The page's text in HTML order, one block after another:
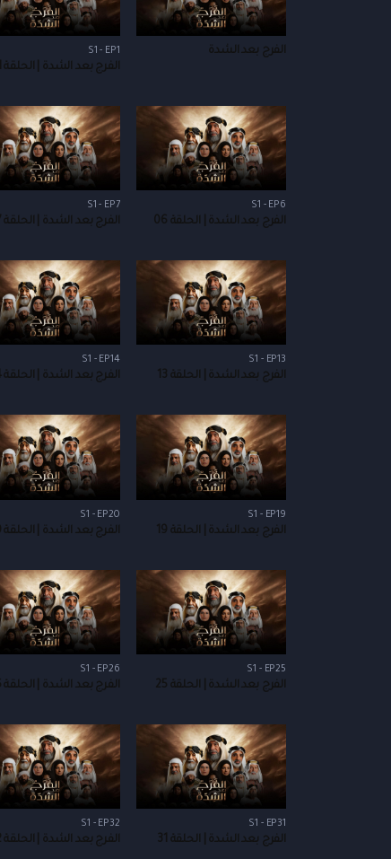
الفرج بعد الشدة S1 - EP1
الفرج بعد الشدة | الحلقة 01
S1 - EP6
الفرج بعد الشدة | الحلقة 06
S1 - EP7
الفرج بعد الشدة | الحلقة 07
S1 - EP13
الفرج بعد الشدة | الحلقة 13
S1 - EP14
الفرج بعد الشدة | الحلقة 14
S1 - EP19
الفرج بعد الشدة | الحلقة 19
S1 - EP20
الفرج بعد الشدة | الحلقة 20
S1 - EP25
الفرج بعد الشدة | الحلقة 25
S1 - EP26
الفرج بعد الشدة | الحلقة 26
S1 - EP31
الفرج بعد الشدة | الحلقة 31
S1 - EP32
الفرج بعد الشدة | الحلقة 32